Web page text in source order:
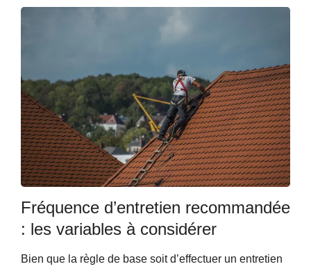
Fréquence d’entretien recommandée
: les variables à considérer
Bien que la règle de base soit d’effectuer un entretien